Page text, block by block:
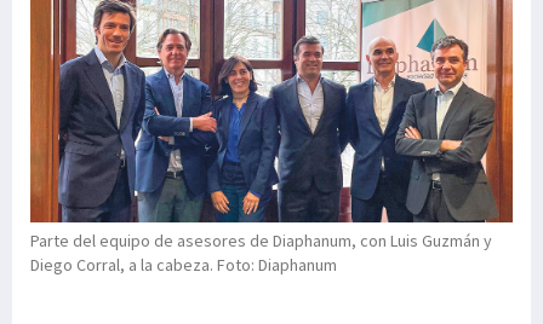
Parte del equipo de asesores de Diaphanum, con Luis Guzmán y
Diego Corral, a la cabeza. Foto: Diaphanum